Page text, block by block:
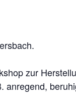
zur
anregend,